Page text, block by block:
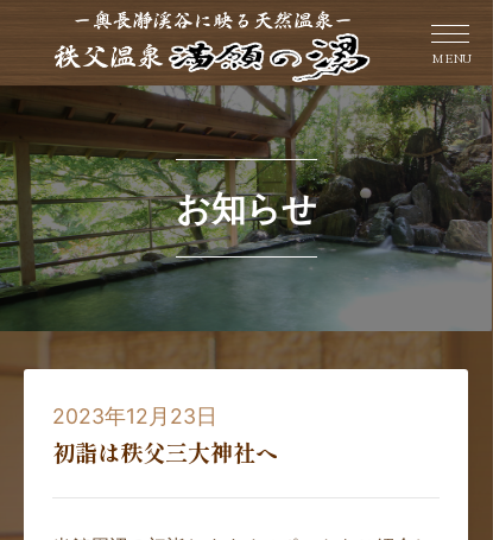
MENU
お知らせ
2023年12月23日
初詣は秩父三大神社へ